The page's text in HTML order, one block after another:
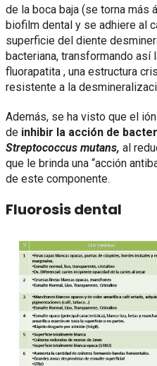
de la boca baja (se torna más
biofilm dental y se adhiere al
superficie del diente
bacteriana, transformando
fluorapatita , una estructura
resistente a la
Además, se ha visto que el
de inhibir la acción de
Streptococcus mutans, al
que le brinda una “acción
de este componente.
Fluorosis dental